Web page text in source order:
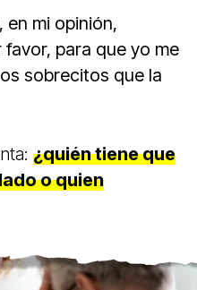
en mi opinión,
para que yo me
sobrecitos que la
¿quién tiene que
o quien